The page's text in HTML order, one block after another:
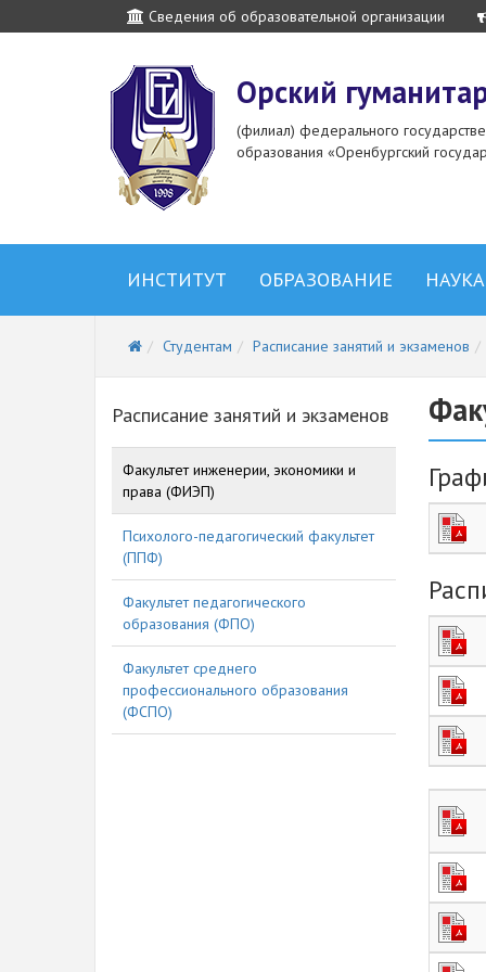
Сведения об образовательной организации
Орский
(филиал) федерального
образования «Оренбургский
ИНСТИТУТ ОБРАЗОВАНИЕ НАУКА
Студентам Расписание занятий и экзаменов
Расписание занятий и экзаменов
Факультет инженерии, экономики и
права (ФИЭП)
Психолого-педагогический факультет
(ППФ)
Факультет педагогического
образования (ФПО)
Факультет среднего
профессионального образования
(ФСПО)